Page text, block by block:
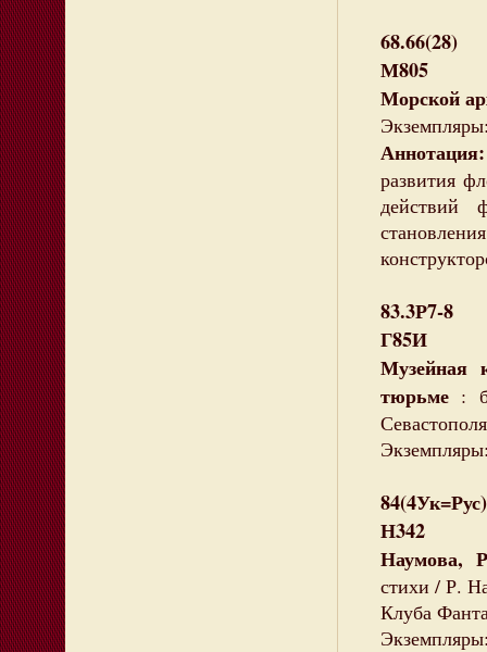
68.66(28)
М805
Морской
Аннотация:
развития
действий
83.3Р7-8
Г85И
Музейная
тюрьме :
Н342
Наумова,
стихи / Р.
Клуба